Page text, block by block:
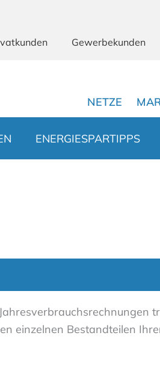
Gewerbekunden
NETZE
ENERGIESPARTIPPS
einzelnen Bestandteilen